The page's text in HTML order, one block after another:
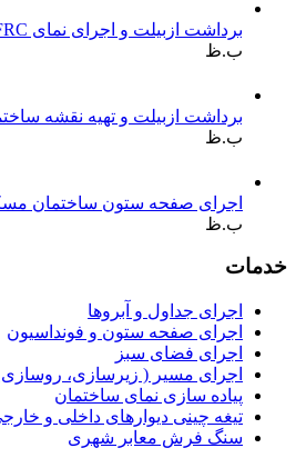
برداشت ازبیلت و اجرای نمای GFRC
ب.ظ
برداشت ازبیلت و تهیه نقشه
ب.ظ
اجرای صفحه ستون ساختمان
ب.ظ
خدمات
اجرای جداول و آبروها
اجرای صفحه ستون و فونداسیون
اجرای فضای سبز
اجرای مسیر ( زیرسازی،
پیاده سازی نمای ساختمان
تیغه چینی دیوارهای داخلی و
سنگ فرش معابر شهری